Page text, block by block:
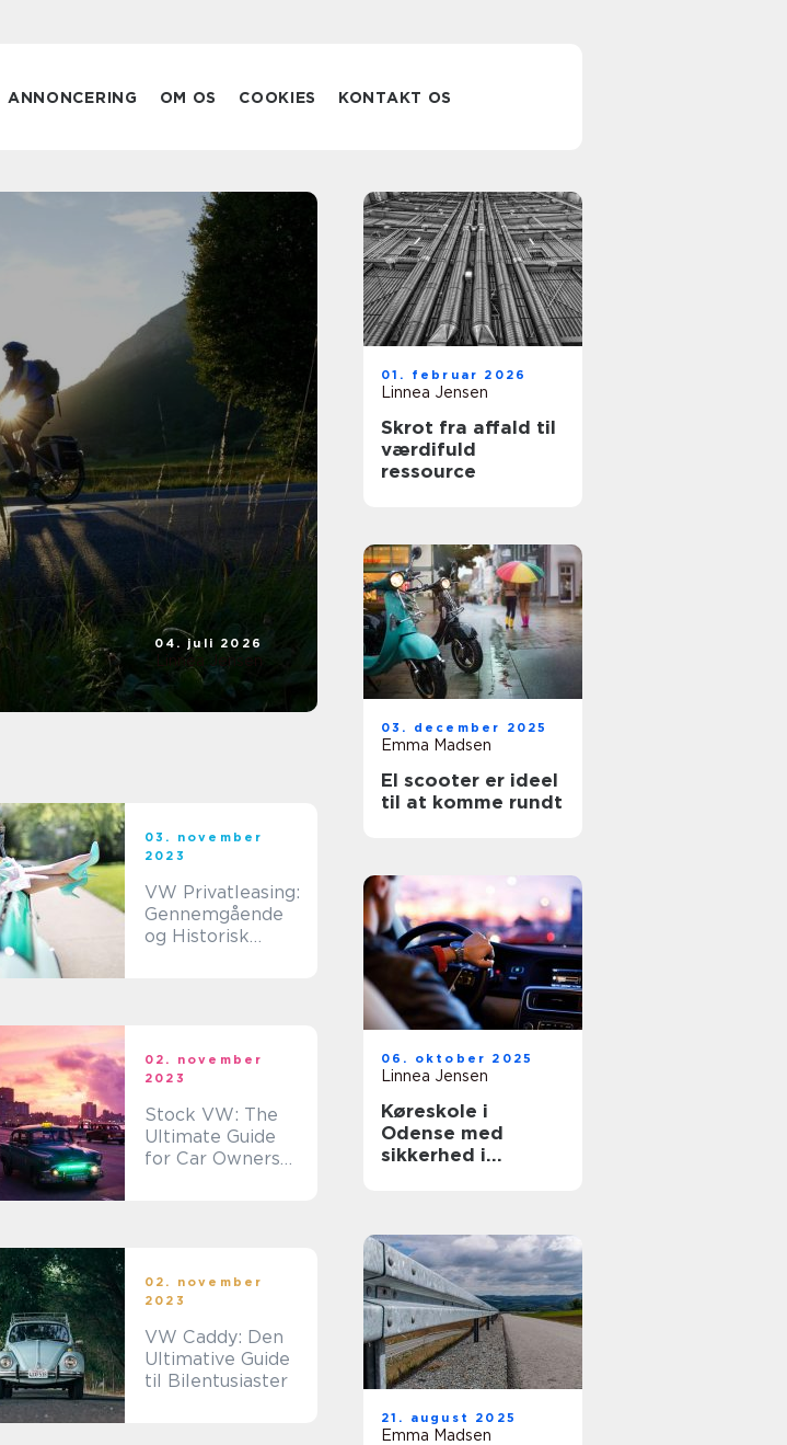
ANNONCERING OM OS COOKIES KONTAKT OS
04. juli 2026
Linnea Jensen
Brugt bil på
Lolland: sådan
finder du den
prisen
stort, priserne svinger, og det kan være svært
gennemskue, hvad der fak...
03. november
2023
VW Privatleasing:
Gennemgående
og Historisk
02. november
2023
Stock VW: The
Ultimate Guide
for Car Owners
02. november
2023
VW Caddy: Den
Ultimative Guide
til Bilentusiaster
01. februar 2026
Linnea Jensen
Skrot fra affald til
værdifuld
ressource
03. december 2025
Emma Madsen
El scooter er ideel
til at komme rundt
06. oktober 2025
Linnea Jensen
Køreskole i
Odense med
sikkerhed i
21. august 2025
Emma Madsen